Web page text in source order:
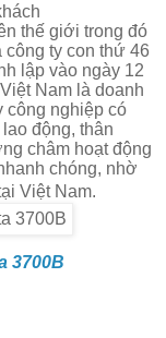
thế giới trong đó
công ty con thứ 46
lập vào ngày 12
Nam là doanh
công nghiệp có
động, thân
châm hoạt động
chóng, nhờ
Việt Nam.
3700B